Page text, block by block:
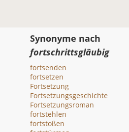
Synonyme nach
fortschrittsgläubig
fortsenden
fortsetzen
Fortsetzung
Fortsetzungsgeschichte
Fortsetzungsroman
fortstehlen
fortstoßen